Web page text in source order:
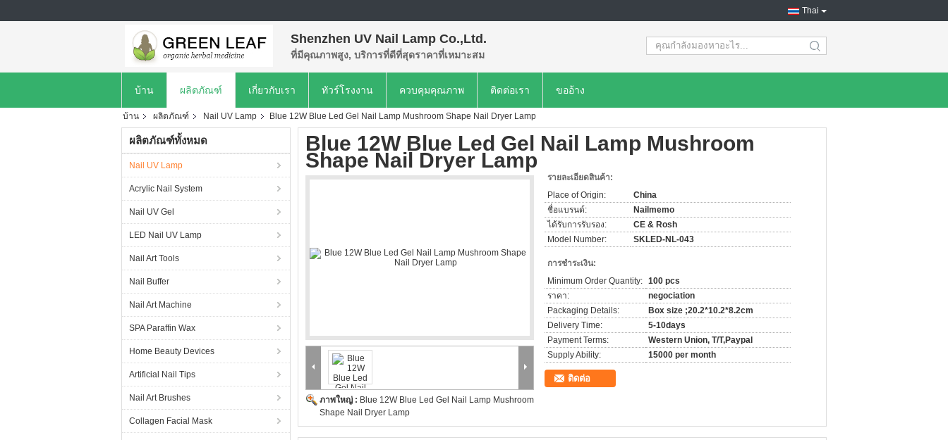
Thai
Shenzhen UV Nail Lamp Co.,Ltd.
ที่มีคุณภาพสูง, บริการที่ดีที่สุดราคาที่เหมาะสม search
บ้าน ผลิตภัณฑ์ เกี่ยวกับเรา ทัวร์โรงงาน ควบคุมคุณภาพ ติดต่อเรา ขออ้าง
บ้าน ผลิตภัณฑ์ Nail UV Lamp Blue 12W Blue Led Gel Nail Lamp Mushroom Shape Nail Dryer Lamp
ผลิตภัณฑ์ทั้งหมด
Nail UV Lamp
Acrylic Nail System
Nail UV Gel
LED Nail UV Lamp
Nail Art Tools
Nail Buffer
Nail Art Machine
SPA Paraffin Wax
Home Beauty Devices
Artificial Nail Tips
Nail Art Brushes
Collagen Facial Mask
Blue 12W Blue Led Gel Nail Lamp Mushroom
Shape Nail Dryer Lamp
ภาพใหญ่ : Blue 12W Blue Led Gel Nail Lamp Mushroom
Shape Nail Dryer Lamp
รายละเอียดสินค้า:
Place of Origin:
China
ชื่อแบรนด์:
Nailmemo
ได้รับการรับรอง:
CE & Rosh
Model Number:
SKLED-NL-043
การชำระเงิน:
Minimum Order Quantity: 100 pcs
ราคา:
negociation
Packaging Details:
Box size ;20.2*10.2*8.2cm
Delivery Time:
5-10days
Payment Terms:
Western Union, T/T,Paypal
Supply Ability:
15000 per month
ติดต่อ